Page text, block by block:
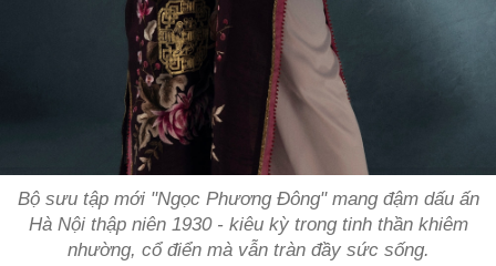
Bộ sưu tập mới "Ngọc Phương Đông" mang đậm dấu ấn
Hà Nội thập niên 1930 - kiêu kỳ trong tinh thần khiêm
nhường, cổ điển mà vẫn tràn đầy sức sống.